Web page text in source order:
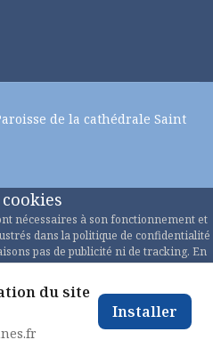
de la cathédrale Saint
nécessaires à son fonctionnement et
dans la politique de confidentialité
pas de publicité ni de tracking. En
page OU en continuant à naviguer,
du site
Installer